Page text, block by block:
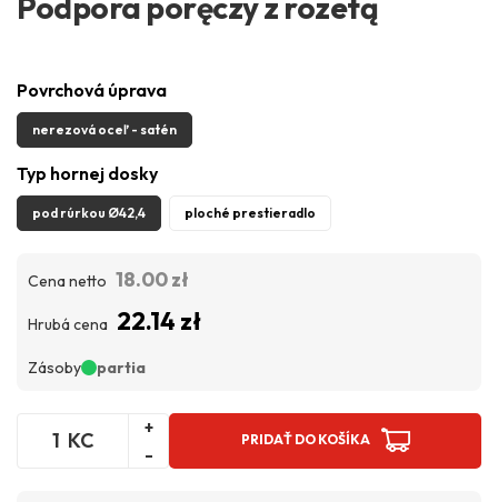
Povrchová úprava
nerezová oceľ - satén
Typ hornej dosky
pod rúrkou Ø42,4 ploché prestieradlo
Cena netto 18.00 zł
Hrubá cena 22.14 zł
Zásoby partia
KC
+
-
PRIDAŤ DO KOŠÍKA